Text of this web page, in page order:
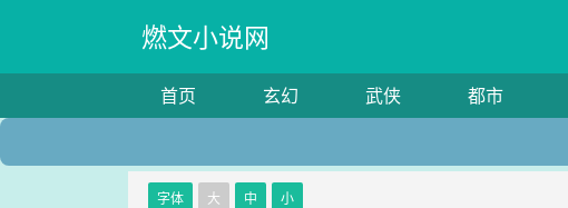
燃文小说网
首页 玄幻 武侠 都市
字体 大 中 小